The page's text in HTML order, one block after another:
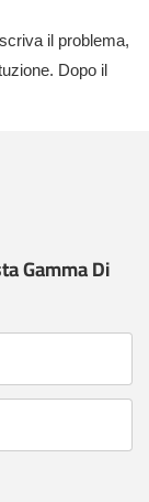
il problema,
Dopo il
Gamma Di